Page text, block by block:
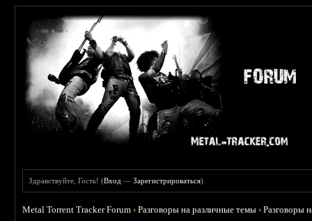
Здравствуйте, Гость! (Вход —Зарегистрироваться)
Metal Torrent Tracker Forum ›Разговоры на различные темы ›Разговоры